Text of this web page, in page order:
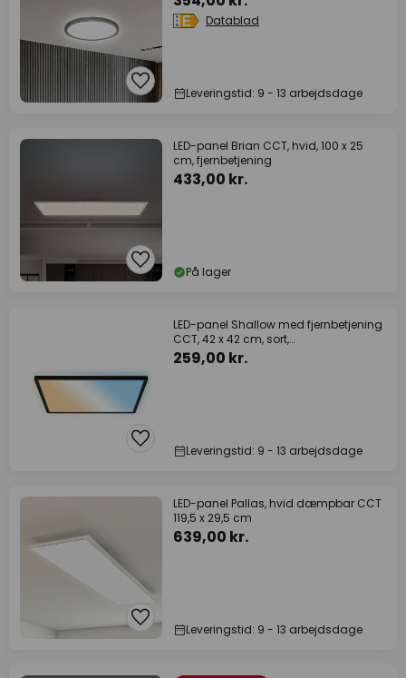
Datablad
Leveringstid: 9 - 13 arbejdsdage
LED-panel Brian CCT, hvid, 100 x 25
cm, fjernbetjening
433,00 kr.
På lager
LED-panel Shallow med fjernbetjening
CCT, 42 x 42 cm, sort,
baggrundsbelysning
259,00 kr.
Leveringstid: 9 - 13 arbejdsdage
LED-panel Pallas, hvid dæmpbar CCT
119,5 x 29,5 cm
639,00 kr.
Leveringstid: 9 - 13 arbejdsdage